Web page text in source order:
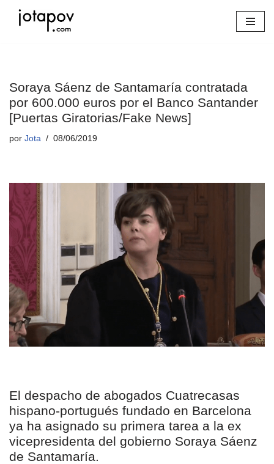
Soraya Sáenz de Santamaría contratada
por 600.000 euros por el Banco Santander
[Puertas Giratorias/Fake News]
por Jota 08/06/2019
El despacho de abogados Cuatrecasas
hispano-portugués fundado en Barcelona
ya ha asignado su primera tarea a la ex
vicepresidenta del gobierno Soraya Sáenz
de Santamaría.